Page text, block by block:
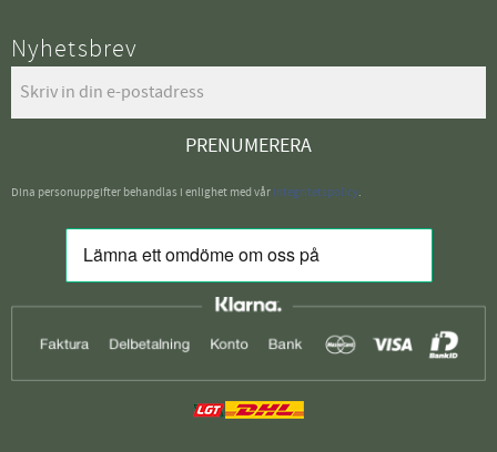
Nyhetsbrev
PRENUMERERA
Dina personuppgifter behandlas i enlighet med vår integritetspolicy.